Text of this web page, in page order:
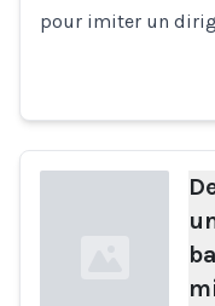
pour imiter un